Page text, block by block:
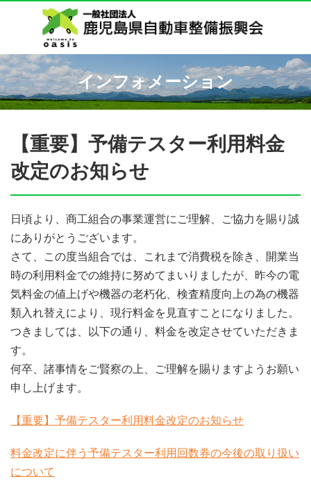
インフォメーション
【重要】予備テスター利用料金
改定のお知らせ
日頃より、商工組合の事業運営にご理解、ご協力を賜り誠
にありがとうございます。
さて、この度当組合では、これまで消費税を除き、開業当
時の利用料金での維持に努めてまいりましたが、昨今の電
気料金の値上げや機器の老朽化、検査精度向上の為の機器
類入れ替えにより、現行料金を見直すことになりました。
つきましては、以下の通り、料金を改定させていただきま
す。
何卒、諸事情をご賢察の上、ご理解を賜りますようお願い
申し上げます。
【重要】予備テスター利用料金改定のお知らせ
料金改定に伴う予備テスター利用回数券の今後の取り扱い
について